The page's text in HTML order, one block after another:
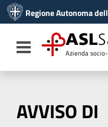
Vai al menu di
Vai al footer
Regione Autonoma
Toggle navigation
ASL
Azienda
AVVISO DI